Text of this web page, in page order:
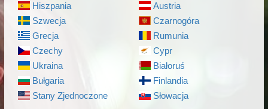
Hiszpania
Szwecja
Grecja
Czechy
Ukraina
Bułgaria
Stany Zjednoczone
Austria
Czarnogóra
Rumunia
Cypr
Białoruś
Finlandia
Słowacja